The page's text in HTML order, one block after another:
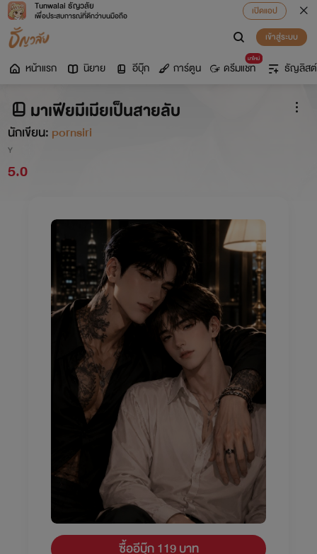
Tunwalai ธัญวลัย
เพื่อประสบการณ์ที่ดีกว่าบนมือถือ
เปิดแอป
เข้าสู่ระบบ
หน้าแรก นิยาย อีบุ๊ก การ์ตูน
มาใหม่
ดรีมแชท ธัญลิสต์
มาเฟียมีเมียเป็นสายลับ
นักเขียน: pornsiri
Y
5.0
ซื้ออีบุ๊ก 119 บาท